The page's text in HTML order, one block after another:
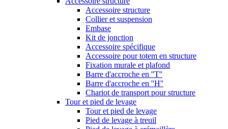
Accessoire structure
Collier et suspension
Embase
Kit de jonction
Accessoire spécifique
Accessoire pour totem en structure
Fixation murale et plafond
Barre d'accroche en ''T''
Barre d'accroche en ''H''
Chariot de transport pour structure
Tour et pied de levage
Tour et pied de levage
Pied de levage à treuil